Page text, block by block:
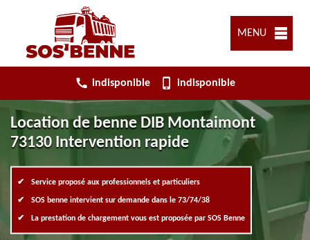
MENU
indisponible indisponible
Location de benne DIB Montaimont
73130 Intervention rapide
Service proposé aux professionnels et particuliers
SOS benne intervient sur demande dans le 73/74/38
La prestation de chargement vous est proposée par SOS Benne